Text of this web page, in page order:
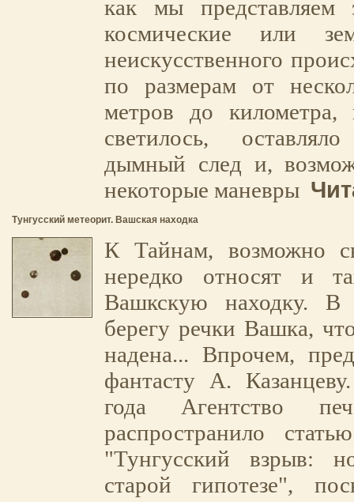
как мы
космические или
неискусственного
по размерам от
метров до километра,
светилось,
дымный след и,
некоторые маневры
Тунгусский метеорит. Вашская находка
К Тайнам, возможно
нередко относят и
Вашкскую находку.
берегу речки Вашка,
надена... Впрочем,
фантасту А.
года Агентство
распространило
"Тунгусский взрыв:
старой гипотезе",